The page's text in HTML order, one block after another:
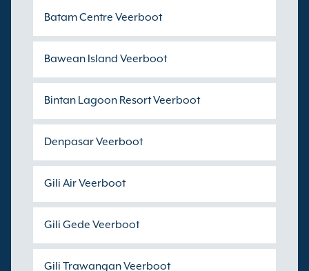
Batam Centre Veerboot
Bawean Island Veerboot
Bintan Lagoon Resort Veerboot
Denpasar Veerboot
Gili Air Veerboot
Gili Gede Veerboot
Gili Trawangan Veerboot